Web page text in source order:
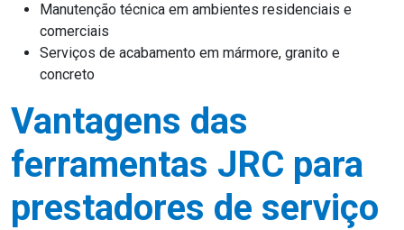
Manutenção técnica em ambientes residenciais e
comerciais
Serviços de acabamento em mármore, granito e
concreto
Vantagens das
ferramentas JRC para
prestadores de serviço